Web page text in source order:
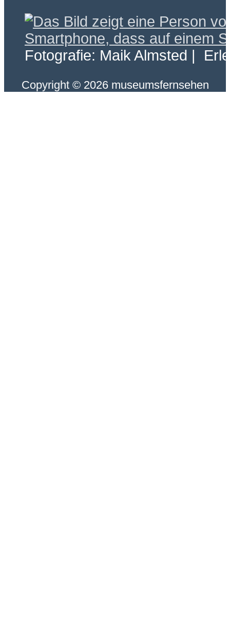
Fotografie: Maik Almsted |
Copyright © 2026 museumsfernsehen